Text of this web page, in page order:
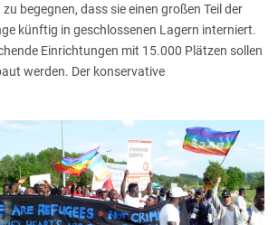
begegnen, dass sie einen großen Teil der
künftig in geschlossenen Lagern interniert.
Einrichtungen mit 15.000 Plätzen sollen
werden. Der konservative